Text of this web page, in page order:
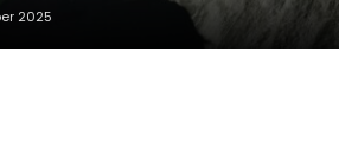
2025